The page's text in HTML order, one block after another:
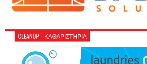
CLEANUP - ΚΑΘΑΡΙΣΤΉΡΙΑ